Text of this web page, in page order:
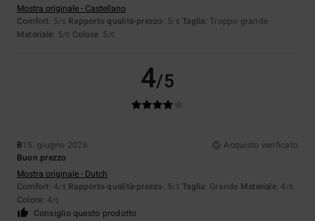
Mostra originale - Castellano
Comfort: 5/5 Rapporto qualità-prezzo: 5/5 Taglia: Troppo grande
Materiale: 5/5 Colore: 5/5
4/5
B15. giugno 2026
Acquisto verificato
Buon prezzo
Mostra originale - Dutch
Comfort: 4/5 Rapporto qualità-prezzo: 5/5 Taglia: Grande Materiale: 4 /5
Colore: 4/5
Consiglio questo prodotto